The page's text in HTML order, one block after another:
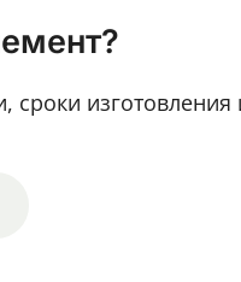
сроки изготовления